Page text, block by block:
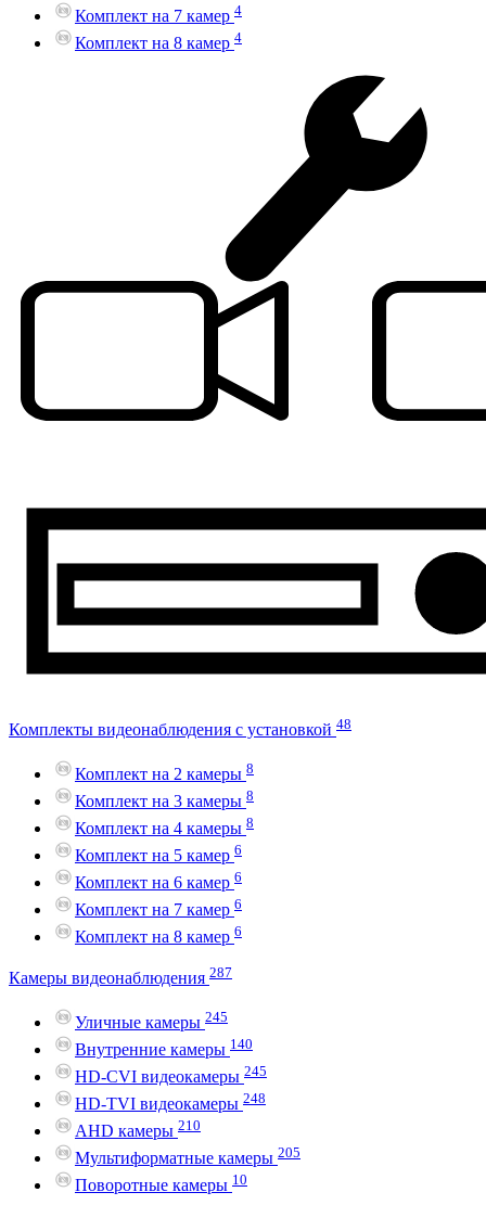
Комплект на 7 камер 4
Комплект на 8 камер 4
Комплекты видеонаблюдения с установкой 48
Комплект на 2 камеры 8
Комплект на 3 камеры 8
Комплект на 4 камеры 8
Комплект на 5 камер 6
Комплект на 6 камер 6
Комплект на 7 камер 6
Комплект на 8 камер 6
Камеры видеонаблюдения 287
Уличные камеры 245
Внутренние камеры 140
HD-CVI видеокамеры 245
HD-TVI видеокамеры 248
AHD камеры 210
Мультиформатные камеры 205
Поворотные камеры 10